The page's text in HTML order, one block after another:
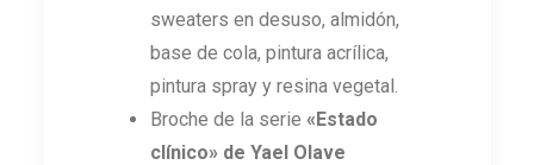
sweaters en desuso, almidón,
base de cola, pintura acrílica,
pintura spray y resina vegetal.
Broche de la serie «Estado
clínico» de Yael Olave